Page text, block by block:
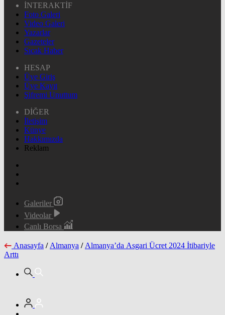
İNTERAKTİF
Foto Galeri
Video Galeri
Yazarlar
Gazeteler
Sıcak Haber
HESAP
Üye Giriş
Üye Kayıt
Şifremi Unuttum
DİĞER
İletişim
Künye
Hakkımızda
Reklam
Galeriler
Videolar
Canlı Borsa
Anasayfa / Almanya / Almanya’da Asgari Ücret 2024 İtibariyle
Arttı